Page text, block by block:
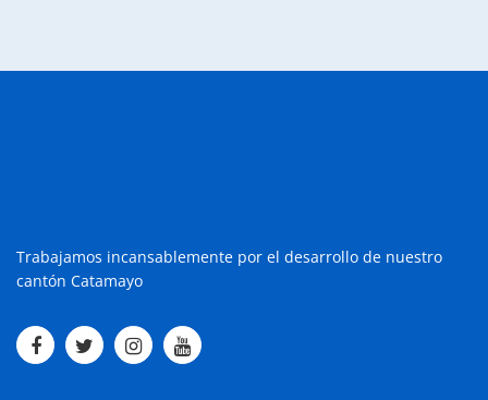
Trabajamos incansablemente por el desarrollo de nuestro
cantón Catamayo